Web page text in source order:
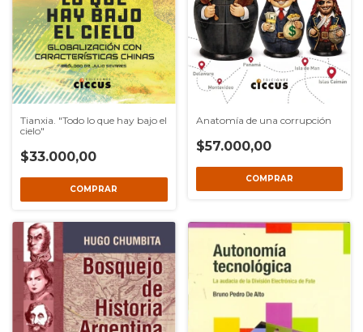
Tianxia. "Todo lo que hay bajo el
cielo"
$33.000,00
Anatomía de una corrupción
$57.000,00